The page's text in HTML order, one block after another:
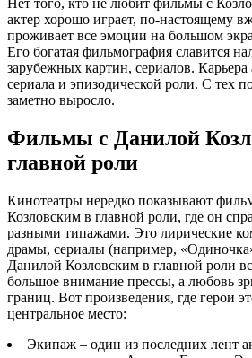
актер хорошо играет, по-настоящему
проживает все эмоции на большом
Его богатая фильмография славится
зарубежных картин, сериалов. Карьера
сериала и эпизодической роли. С тех
заметно выросло.
Фильмы с Данилой
главной роли
Кинотеатры нередко показывают
Козловским в главной роли, где он
разными типажами. Это лирические
драмы, сериалы (например,
Данилой Козловским в главной роли
большое внимание прессы, а любовь
границ. Вот произведения, где герои
центральное место:
Экипаж – один из последних лент